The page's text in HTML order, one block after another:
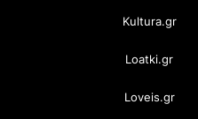
Kultura.gr
Loatki.gr
Loveis.gr